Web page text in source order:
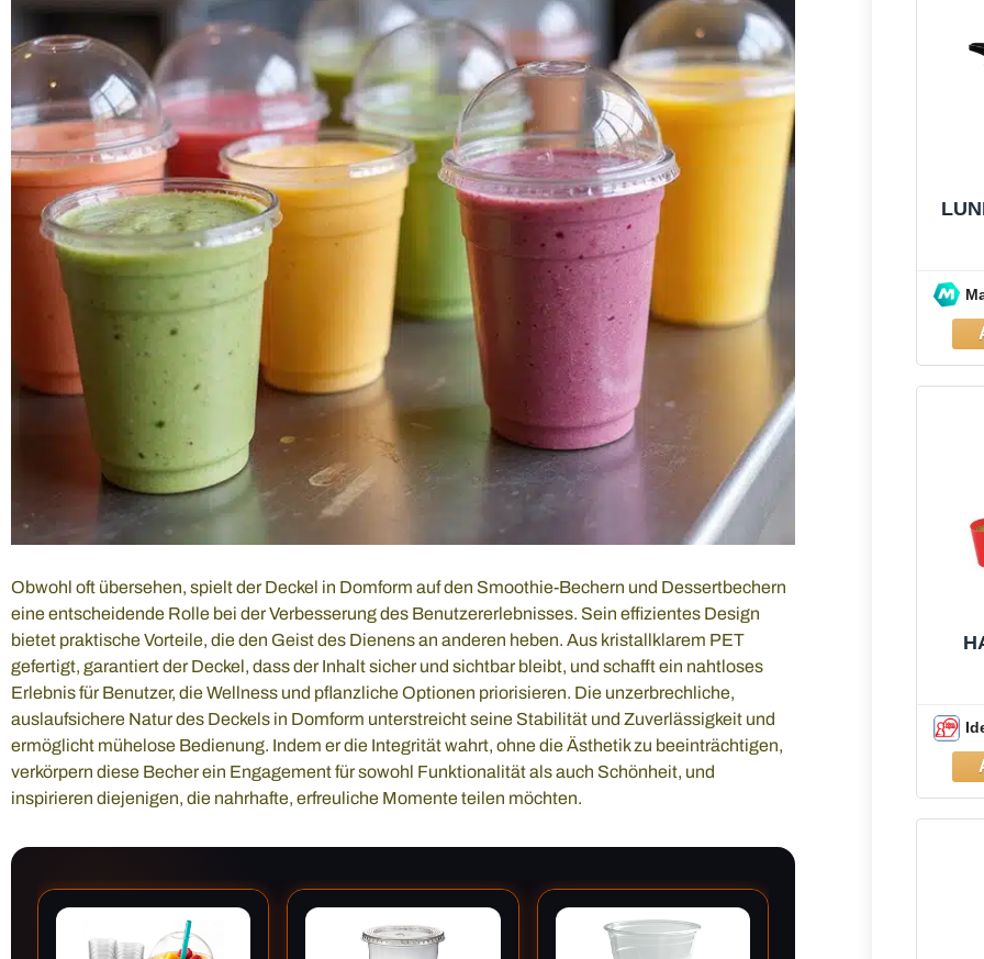
Obwohl oft übersehen, spielt der Deckel in Domform auf den Smoothie-Bechern und Dessertbechern
eine entscheidende Rolle bei der Verbesserung des Benutzererlebnisses. Sein effizientes Design
bietet praktische Vorteile, die den Geist des Dienens an anderen heben. Aus kristallklarem PET
gefertigt, garantiert der Deckel, dass der Inhalt sicher und sichtbar bleibt, und schafft ein nahtloses
Erlebnis für Benutzer, die Wellness und pflanzliche Optionen priorisieren. Die unzerbrechliche,
auslaufsichere Natur des Deckels in Domform unterstreicht seine Stabilität und Zuverlässigkeit und
ermöglicht mühelose Bedienung. Indem er die Integrität wahrt, ohne die Ästhetik zu beeinträchtigen,
verkörpern diese Becher ein Engagement für sowohl Funktionalität als auch Schönheit, und
inspirieren diejenigen, die nahrhafte, erfreuliche Momente teilen möchten.